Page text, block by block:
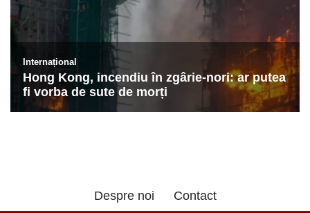
Despre noi Contact